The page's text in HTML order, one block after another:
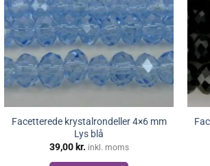
Facetterede krystalrondeller 4×6 mm
Lys blå
39,00 kr. inkl. moms